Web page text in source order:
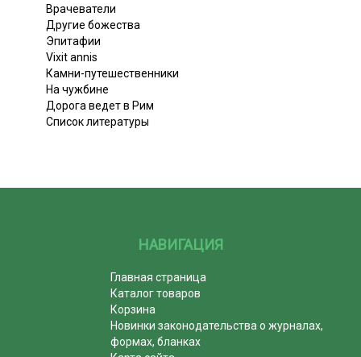
Врачеватели
Другие божества
Эпитафии
Vixit annis
Камни-путешественники
На чужбине
Дорога ведет в Рим
Список литературы
НАВИГАЦИЯ
Главная страница
Каталог товаров
Корзина
Новинки законодательства о журналах,
формах, бланках